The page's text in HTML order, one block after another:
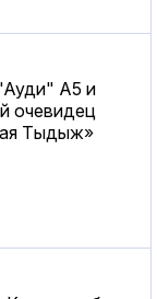
А5 и
очевидец
Тыдыж»